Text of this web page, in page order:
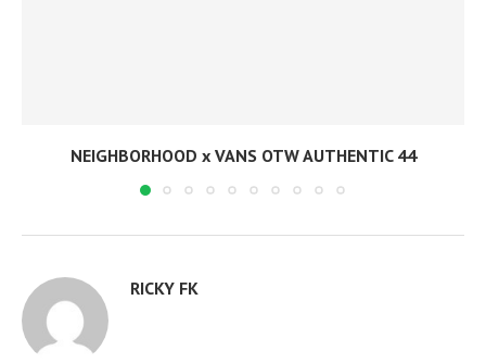
NEIGHBORHOOD x VANS OTW AUTHENTIC 44
RICKY FK